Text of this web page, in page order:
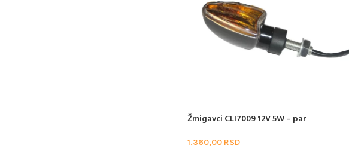
Žmigavci CLI7009 12V 5W – par
1.360,00 RSD